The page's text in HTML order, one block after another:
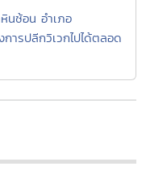
นซ้อน อำเภอ
ารปลีกวิเวกไปได้ตลอด